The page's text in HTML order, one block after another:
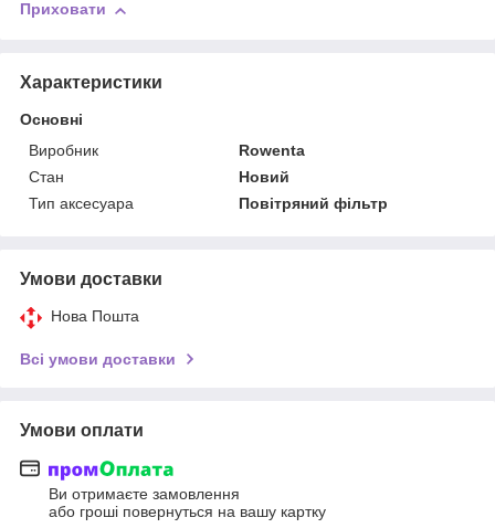
Приховати
Характеристики
Основні
Виробник
Rowenta
Стан
Новий
Тип аксесуара
Повітряний фільтр
Умови доставки
Нова Пошта
Всі умови доставки
Умови оплати
Ви отримаєте замовлення
або гроші повернуться на вашу картку